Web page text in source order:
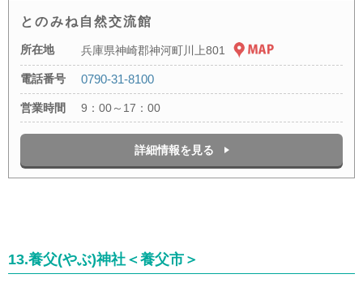
とのみね自然交流館
所在地 兵庫県神崎郡神河町川上801
電話番号 0790-31-8100
営業時間 9：00～17：00
詳細情報を見る
13.養父(やぶ)神社＜養父市＞